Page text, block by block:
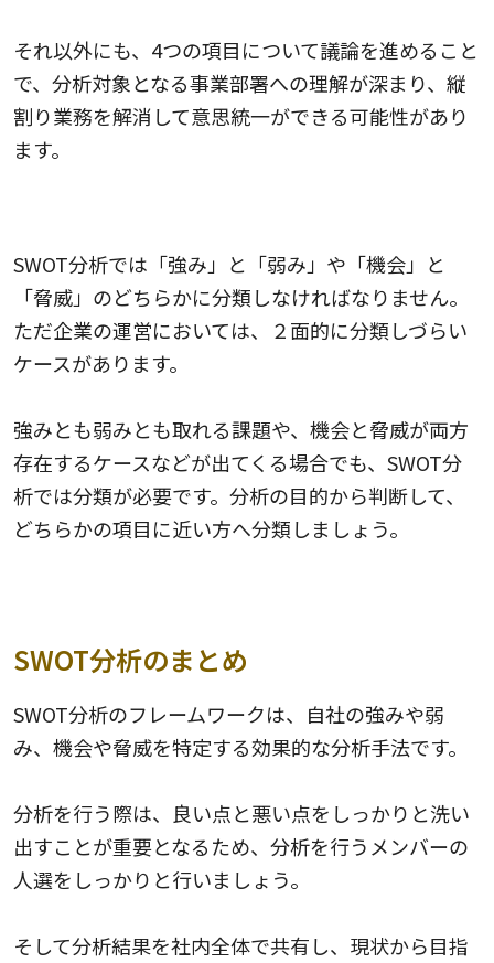
それ以外にも、4つの項目について議論を進めること
で、分析対象となる事業部署への理解が深まり、縦
割り業務を解消して意思統一ができる可能性があり
ます。
SWOT分析では「強み」と「弱み」や「機会」と
「脅威」のどちらかに分類しなければなりません。
ただ企業の運営においては、２面的に分類しづらい
ケースがあります。
強みとも弱みとも取れる課題や、機会と脅威が両方
存在するケースなどが出てくる場合でも、SWOT分
析では分類が必要です。分析の目的から判断して、
どちらかの項目に近い方へ分類しましょう。
SWOT分析のまとめ
SWOT分析のフレームワークは、自社の強みや弱
み、機会や脅威を特定する効果的な分析手法です。
分析を行う際は、良い点と悪い点をしっかりと洗い
出すことが重要となるため、分析を行うメンバーの
人選をしっかりと行いましょう。
そして分析結果を社内全体で共有し、現状から目指